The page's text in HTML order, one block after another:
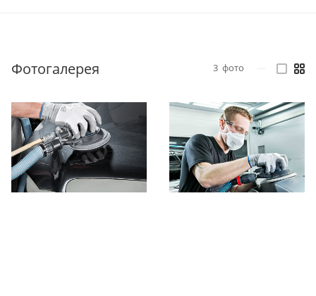
Фотогалерея 3 фото